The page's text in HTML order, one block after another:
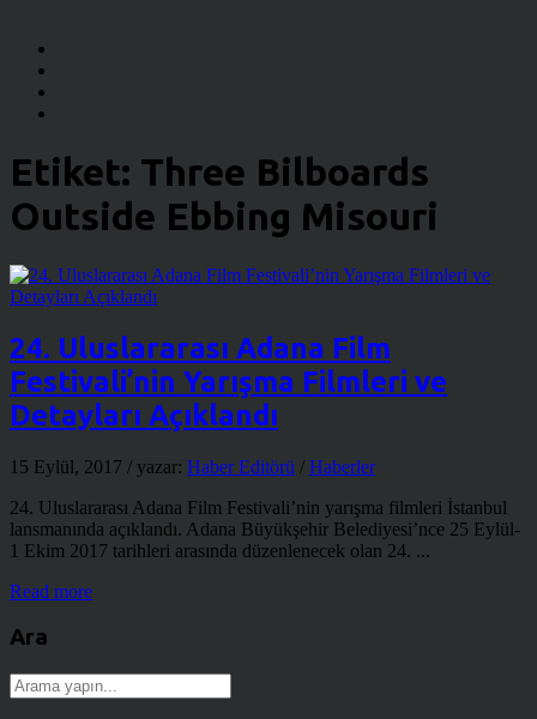
Etiket: Three Bilboards
Outside Ebbing Misouri
24. Uluslararası Adana Film
Festivali’nin Yarışma Filmleri ve
Detayları Açıklandı
15 Eylül, 2017 / yazar: Haber Editörü / Haberler
24. Uluslararası Adana Film Festivali’nin yarışma filmleri İstanbul
lansmanında açıklandı. Adana Büyükşehir Belediyesi’nce 25 Eylül-
1 Ekim 2017 tarihleri arasında düzenlenecek olan 24. ...
Read more
Ara